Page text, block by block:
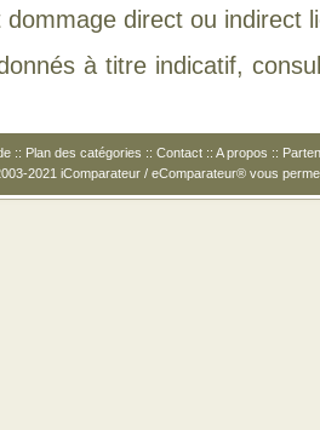
direct ou indirect
à titre indicatif,
:: Plan des catégories :: Contact :: A propos ::
2021 iComparateur / eComparateur® vous